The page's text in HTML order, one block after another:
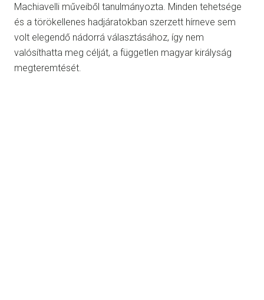
Machiavelli műveiből tanulmányozta. Minden tehetsége
és a törökellenes hadjáratokban szerzett hírneve sem
volt elegendő nádorrá választásához, így nem
valósíthatta meg célját, a független magyar királyság
megteremtését.